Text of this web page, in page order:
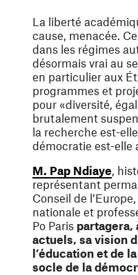
La liberté
cause, menacée.
dans les régimes
désormais vrai au
en particulier aux
programmes et
pour «diversité,
brutalement
la recherche est-
démocratie est-elle
M. Pap Ndiaye,
représentant
Conseil de
nationale et
Po Paris partagera,
actuels, sa vision
l’éducation et de
socle de la